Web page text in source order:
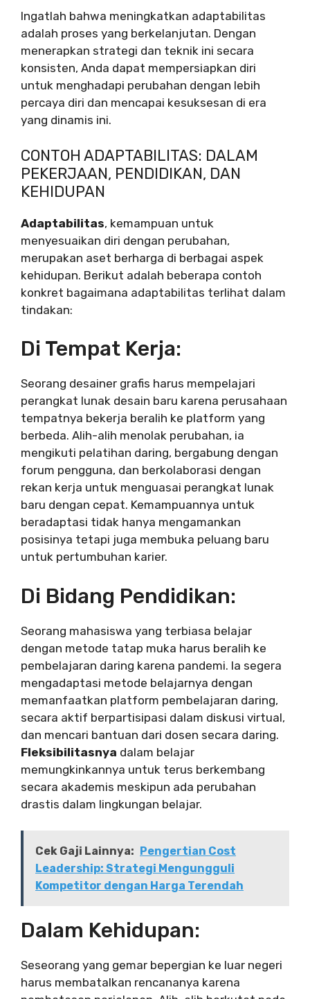
Ingatlah bahwa meningkatkan adaptabilitas
adalah proses yang berkelanjutan. Dengan
menerapkan strategi dan teknik ini secara
konsisten, Anda dapat mempersiapkan diri
untuk menghadapi perubahan dengan lebih
percaya diri dan mencapai kesuksesan di era
yang dinamis ini.
CONTOH ADAPTABILITAS: DALAM
PEKERJAAN, PENDIDIKAN, DAN
KEHIDUPAN
Adaptabilitas, kemampuan untuk
menyesuaikan diri dengan perubahan,
merupakan aset berharga di berbagai aspek
kehidupan. Berikut adalah beberapa contoh
konkret bagaimana adaptabilitas terlihat dalam
tindakan:
Di Tempat Kerja:
Seorang desainer grafis harus mempelajari
perangkat lunak desain baru karena perusahaan
tempatnya bekerja beralih ke platform yang
berbeda. Alih-alih menolak perubahan, ia
mengikuti pelatihan daring, bergabung dengan
forum pengguna, dan berkolaborasi dengan
rekan kerja untuk menguasai perangkat lunak
baru dengan cepat. Kemampuannya untuk
beradaptasi tidak hanya mengamankan
posisinya tetapi juga membuka peluang baru
untuk pertumbuhan karier.
Di Bidang Pendidikan:
Seorang mahasiswa yang terbiasa belajar
dengan metode tatap muka harus beralih ke
pembelajaran daring karena pandemi. Ia segera
mengadaptasi metode belajarnya dengan
memanfaatkan platform pembelajaran daring,
secara aktif berpartisipasi dalam diskusi virtual,
dan mencari bantuan dari dosen secara daring.
Fleksibilitasnya dalam belajar
memungkinkannya untuk terus berkembang
secara akademis meskipun ada perubahan
drastis dalam lingkungan belajar.
Cek Gaji Lainnya: Pengertian Cost
Leadership: Strategi Mengungguli
Kompetitor dengan Harga Terendah
Dalam Kehidupan:
Seseorang yang gemar bepergian ke luar negeri
harus membatalkan rencananya karena